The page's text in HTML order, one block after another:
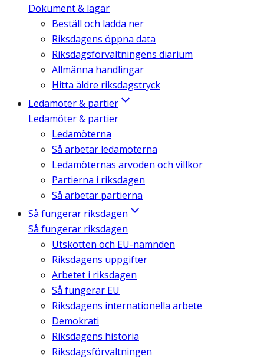
Dokument & lagar
Beställ och ladda ner
Riksdagens öppna data
Riksdagsförvaltningens diarium
Allmänna handlingar
Hitta äldre riksdagstryck
Ledamöter & partier
Ledamöter & partier
Ledamöterna
Så arbetar ledamöterna
Ledamöternas arvoden och villkor
Partierna i riksdagen
Så arbetar partierna
Så fungerar riksdagen
Så fungerar riksdagen
Utskotten och EU-nämnden
Riksdagens uppgifter
Arbetet i riksdagen
Så fungerar EU
Riksdagens internationella arbete
Demokrati
Riksdagens historia
Riksdagsförvaltningen